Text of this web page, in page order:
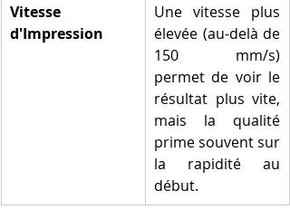
Vitesse
d'Impression
Une vitesse plus
élevée (au-delà de
150 mm/s)
permet de voir le
résultat plus vite,
mais la qualité
prime souvent sur
la rapidité au
début.